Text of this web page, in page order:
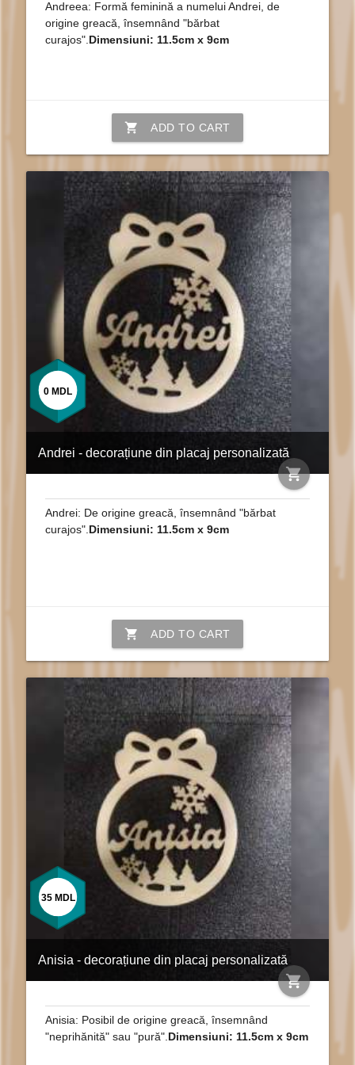
Andreea: Formă feminină a numelui Andrei, de
origine greacă, însemnând "bărbat
curajos".Dimensiuni: 11.5cm x 9cm
shopping_cart ADD TO CART
Andrei - decorațiune din placaj personalizată
shopping_cart
0 MDL
Andrei: De origine greacă, însemnând "bărbat
curajos".Dimensiuni: 11.5cm x 9cm
shopping_cart ADD TO CART
Anisia - decorațiune din placaj personalizată
shopping_cart
35 MDL
Anisia: Posibil de origine greacă, însemnând
"neprihănită" sau "pură". Dimensiuni: 11.5cm x 9cm